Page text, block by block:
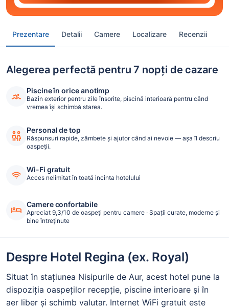
Prezentare Detalii Camere Localizare Recenzii
Alegerea perfectă pentru 7 nopți de cazare
Piscine în orice anotimp
Bazin exterior pentru zile însorite, piscină interioară pentru când
vremea își schimbă starea.
Personal de top
Răspunsuri rapide, zâmbete și ajutor când ai nevoie — așa îl descriu
oaspeții.
Wi-Fi gratuit
Acces nelimitat în toată incinta hotelului
Camere confortabile
Apreciat 9,3/10 de oaspeți pentru camere · Spații curate, moderne și
bine întreținute
Despre Hotel Regina (ex. Royal)
Situat în stațiunea Nisipurile de Aur, acest hotel pune la
dispoziția oaspeților recepție, piscine interioare şi în
aer liber și schimb valutar. Internet WiFi gratuit este